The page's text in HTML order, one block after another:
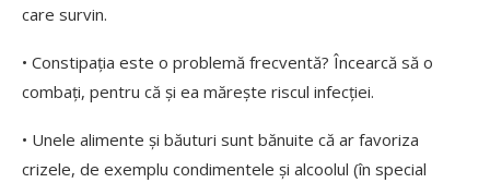
care survin.
• Constipația este o problemă frecventă? Încearcă să o
combați, pentru că și ea mărește riscul infecției.
• Unele alimente și băuturi sunt bănuite că ar favoriza
crizele, de exemplu condimentele și alcoolul (în special